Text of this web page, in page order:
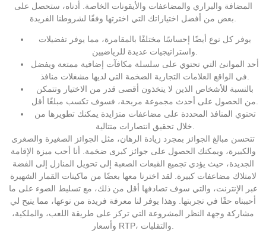
المضافة والبراري والمضاعفات والأيقونات الخاصة. أدناه، ستحصل على
يوفر كل نوع أيضًا إحساسًا مختلفًا بالمقامرة، مما يوفر تفضيلات
أحد الموانئ التي تحتوي على سلسلة مكافآت إضافية ممتعة ويفضل
بالنسبة للأشخاص الذين لا يتخذون أقصى قدر من الاختيار وتتمكن
تحتوي المنافذ المحددة على مضاعفات متزايدة يمكنك تطويرها من
تتحسن مبالغ الجوائز بمجرد زيادة الرهان، مثل الجوائز الصغيرة والصغرى
والكبيرة، ويمكنك الحصول على جوائز كبرى ضخمة. أنا أحب ميزة الإقامة
الجديدة، حيث يؤدي تجميع القبعات الصعبة إلى تحويل المنازل إلى الفضة
لامتلاك مضاعفات كبيرة. لقد اخترنا معها بعضًا من ماكينات القمار الشهيرة
عبر الإنترنت، والتي سوف تصادفها أقل من ذلك، مع تسليط الضوء على ما
أحببناه حقًا في تجربتها. وهذا يوفر لنا معرفة فريدة من نوعها، مما يتيح لي
مشاركة وجهة النظر المشروعة التي تركز على طريقة اللعب، والملكية،